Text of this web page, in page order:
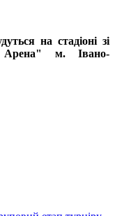
на стадіоні зі
Арена" м. Івано-